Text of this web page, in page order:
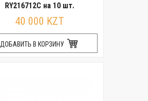
RY216712C на 10 шт.
40 000 KZT
ДОБАВИТЬ В КОРЗИНУ